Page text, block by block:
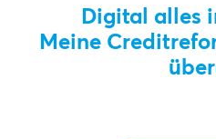
Digital alles
Meine